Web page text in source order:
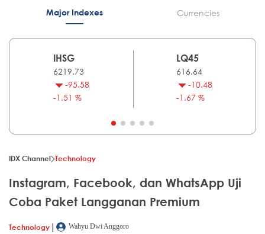
Major Indexes Currencies
IHSG
6219.73
-95.58
-1.51 %
LQ45
616.64
-10.48
-1.67 %
IDX Channel Technology
Instagram, Facebook, dan WhatsApp Uji
Coba Paket Langganan Premium
Technology |
Wahyu Dwi Anggoro